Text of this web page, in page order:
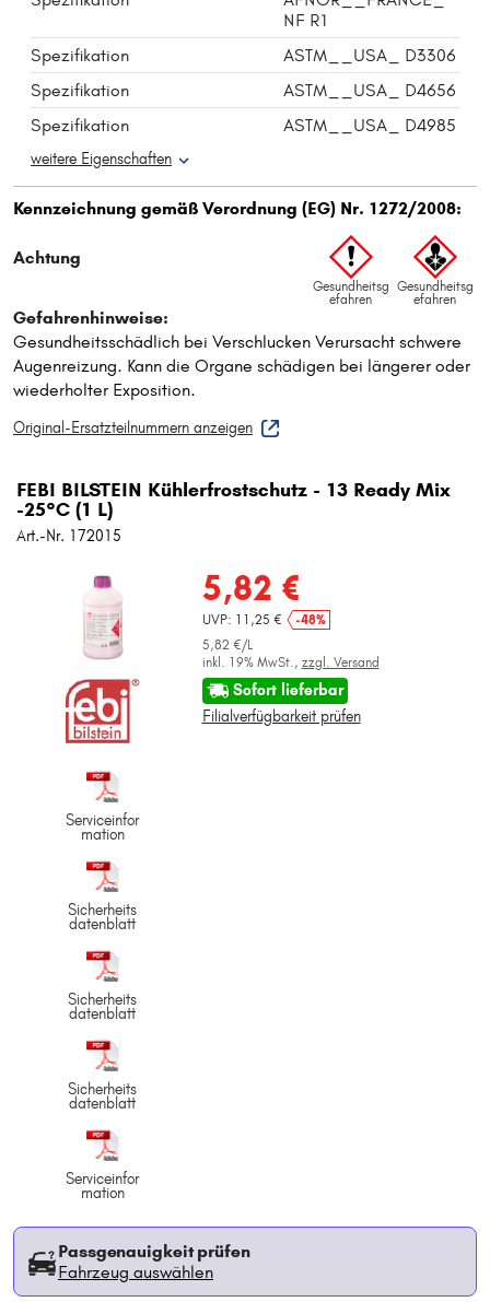
NF R1
Spezifikation
ASTM__USA_ D3306
Spezifikation
ASTM__USA_ D4656
Spezifikation
ASTM__USA_ D4985
weitere Eigenschaften
Original-Ersatzteilnummern anzeigen
FEBI BILSTEIN Kühlerfrostschutz - 13 Ready Mix
-25°C (1 L)
Art.-Nr. 172015
Serviceinfor
mation
Sicherheits
datenblatt
Sicherheits
datenblatt
Sicherheits
datenblatt
Serviceinfor
mation
5,82 €
UVP: 11,25 €
-48%
5,82 €/L
inkl. 19% MwSt., zzgl. Versand
Sofort lieferbar
Filialverfügbarkeit prüfen
Passgenauigkeit prüfen
Fahrzeug auswählen